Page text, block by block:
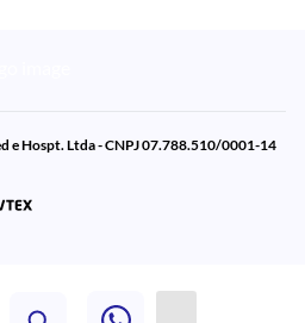
e Hospt. Ltda - CNPJ 07.788.510/0001-14